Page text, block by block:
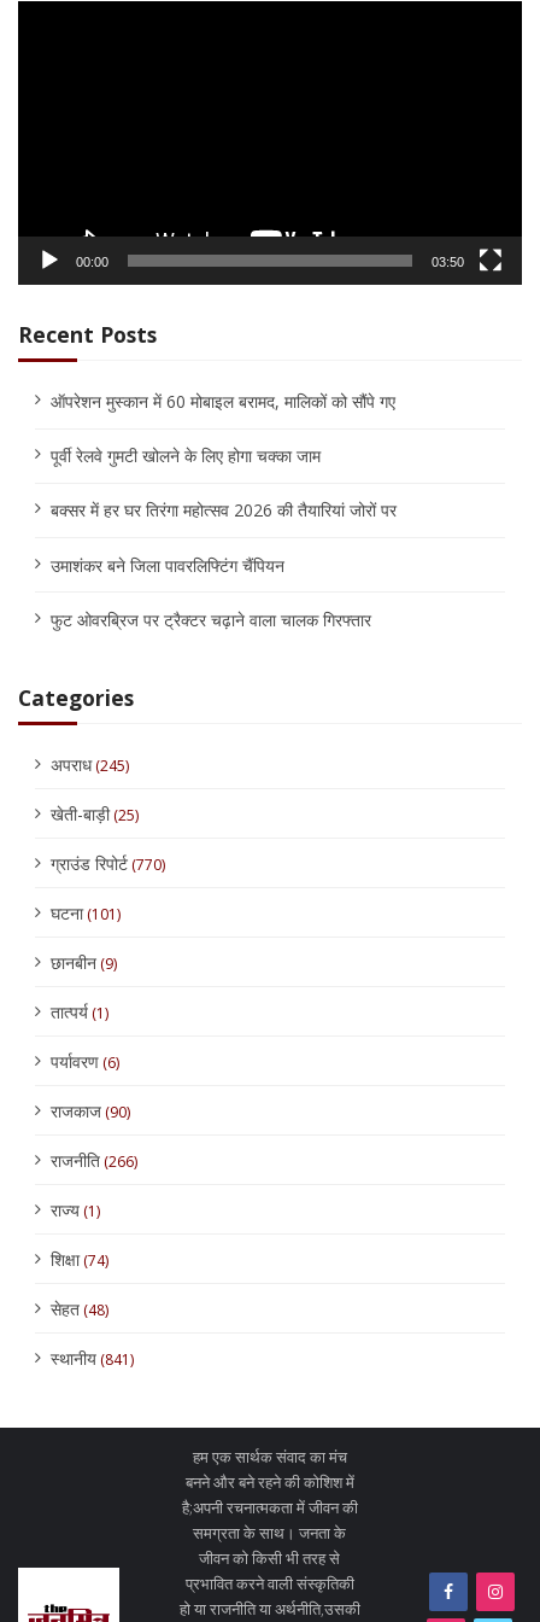
00:00 03:50
Recent Posts
ऑपरेशन मुस्कान में 60 मोबाइल बरामद, मालिकों को सौंपे गए
पूर्वी रेलवे गुमटी खोलने के लिए होगा चक्का जाम
बक्सर में हर घर तिरंगा महोत्सव 2026 की तैयारियां जोरों पर
उमाशंकर बने जिला पावरलिफ्टिंग चैंपियन
फुट ओवरब्रिज पर ट्रैक्टर चढ़ाने वाला चालक गिरफ्तार
Categories
अपराध(245)
खेती-बाड़ी(25)
ग्राउंड रिपोर्ट(770)
घटना(101)
छानबीन(9)
तात्पर्य(1)
पर्यावरण(6)
राजकाज(90)
राजनीति(266)
राज्य(1)
शिक्षा(74)
सेहत(48)
स्थानीय(841)
हम एक सार्थक संवाद का मंच
बनने और बने रहने की कोशिश में
है;अपनी रचनात्मकता में जीवन की
समग्रता के साथ। जनता के
जीवन को किसी भी तरह से
प्रभावित करने वाली संस्कृतिकी
हो या राजनीति या अर्थनीति,उसकी